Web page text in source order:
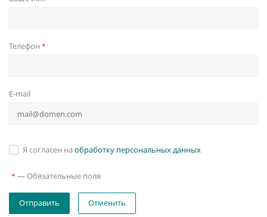
Телефон *
E-mail
Я согласен на обработку персональных данных
* — Обязательные поля
Отменить